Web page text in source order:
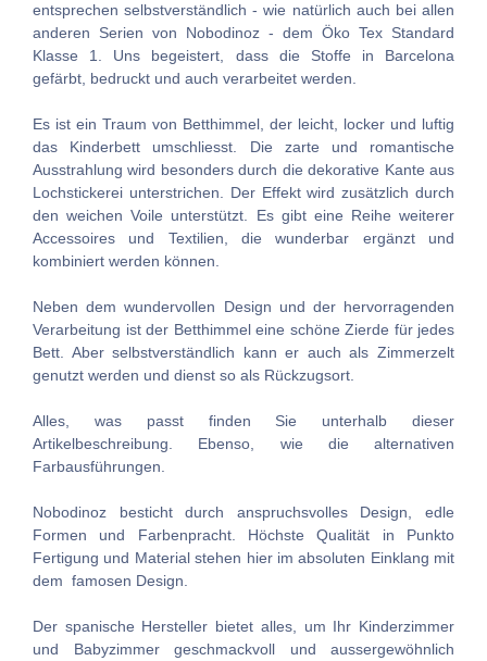
entsprechen selbstverständlich - wie natürlich auch bei allen
anderen Serien von Nobodinoz - dem Öko Tex Standard
Klasse 1. Uns begeistert, dass die Stoffe in Barcelona
gefärbt, bedruckt und auch verarbeitet werden.
Es ist ein Traum von Betthimmel, der leicht, locker und luftig
das Kinderbett umschliesst. Die zarte und romantische
Ausstrahlung wird besonders durch die dekorative Kante aus
Lochstickerei unterstrichen. Der Effekt wird zusätzlich durch
den weichen Voile unterstützt. Es gibt eine Reihe weiterer
Accessoires und Textilien, die wunderbar ergänzt und
kombiniert werden können.
Neben dem wundervollen Design und der hervorragenden
Verarbeitung ist der Betthimmel eine schöne Zierde für jedes
Bett. Aber selbstverständlich kann er auch als Zimmerzelt
genutzt werden und dienst so als Rückzugsort.
Alles, was passt finden Sie unterhalb dieser
Artikelbeschreibung. Ebenso, wie die alternativen
Farbausführungen.
Nobodinoz besticht durch anspruchsvolles Design, edle
Formen und Farbenpracht. Höchste Qualität in Punkto
Fertigung und Material stehen hier im absoluten Einklang mit
dem famosen Design.
Der spanische Hersteller bietet alles, um Ihr Kinderzimmer
und Babyzimmer geschmackvoll und aussergewöhnlich